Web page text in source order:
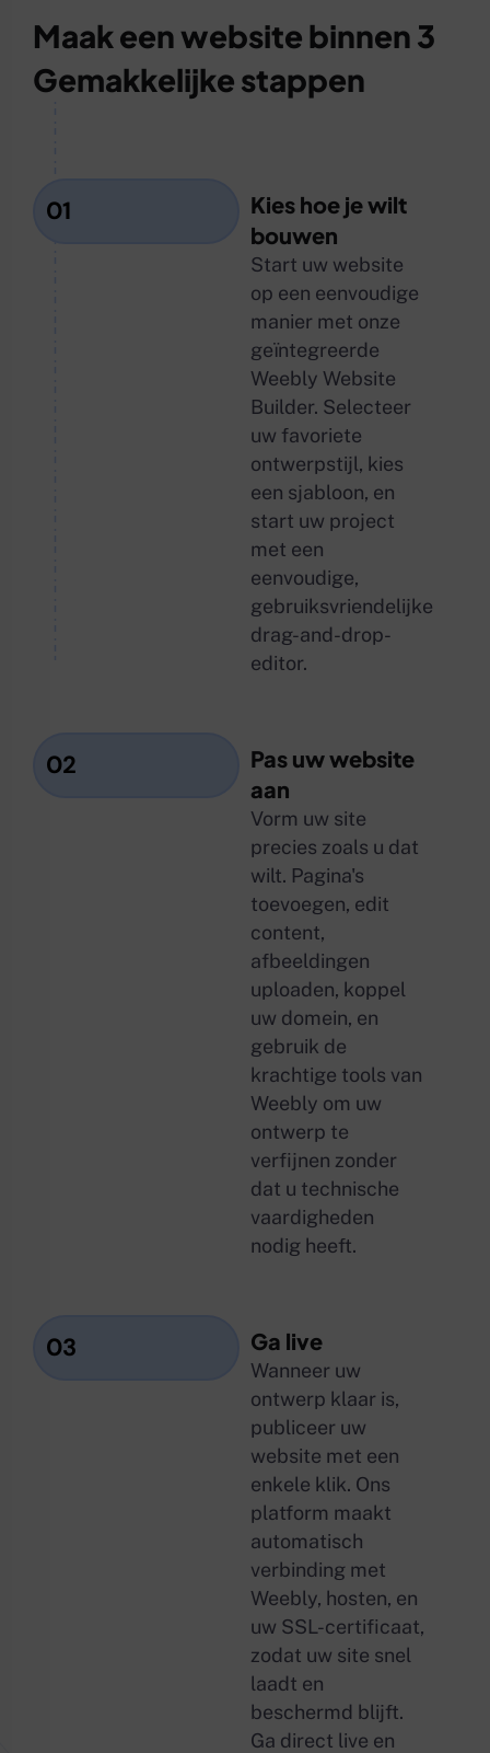
Maak een website binnen 3
Gemakkelijke stappen
01
Kies hoe je wilt
bouwen
Start uw website
op een eenvoudige
manier met onze
geïntegreerde
Weebly Website
Builder. Selecteer
uw favoriete
ontwerpstijl, kies
een sjabloon, en
start uw project
met een
eenvoudige,
gebruiksvriendelijke
drag-and-drop-
editor.
02
Pas uw website
aan
Vorm uw site
precies zoals u dat
wilt. Pagina's
toevoegen, edit
content,
afbeeldingen
uploaden, koppel
uw domein, en
gebruik de
krachtige tools van
Weebly om uw
ontwerp te
verfijnen zonder
dat u technische
vaardigheden
nodig heeft.
03 Ga live
Wanneer uw
ontwerp klaar is,
publiceer uw
website met een
enkele klik. Ons
platform maakt
automatisch
verbinding met
Weebly, hosten, en
uw SSL-certificaat,
zodat uw site snel
laadt en
beschermd blijft.
Ga direct live en